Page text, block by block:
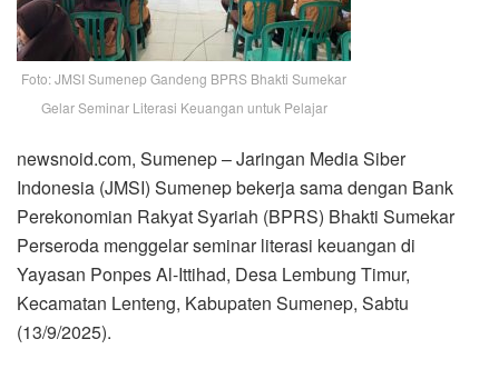
Foto: JMSI Sumenep Gandeng BPRS Bhakti Sumekar
Gelar Seminar Literasi Keuangan untuk Pelajar
newsnoid.com, Sumenep – Jaringan Media Siber
Indonesia (JMSI) Sumenep bekerja sama dengan Bank
Perekonomian Rakyat Syariah (BPRS) Bhakti Sumekar
Perseroda menggelar seminar literasi keuangan di
Yayasan Ponpes Al-Ittihad, Desa Lembung Timur,
Kecamatan Lenteng, Kabupaten Sumenep, Sabtu
(13/9/2025).